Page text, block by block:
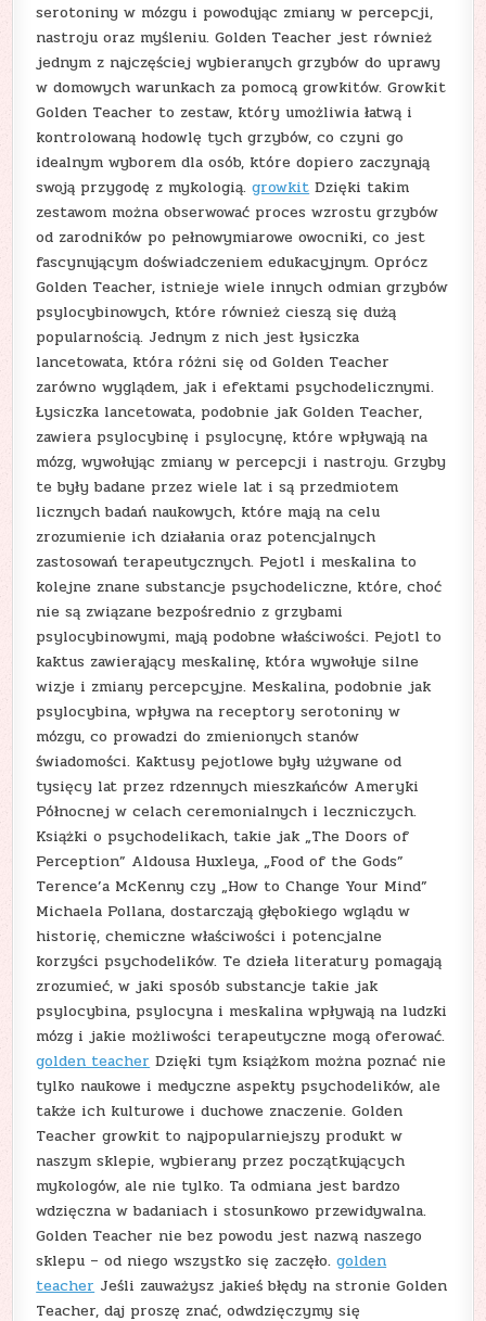
serotoniny w mózgu i powodując zmiany w percepcji,
nastroju oraz myśleniu. Golden Teacher jest również
jednym z najczęściej wybieranych grzybów do uprawy
w domowych warunkach za pomocą growkitów. Growkit
Golden Teacher to zestaw, który umożliwia łatwą i
kontrolowaną hodowlę tych grzybów, co czyni go
idealnym wyborem dla osób, które dopiero zaczynają
swoją przygodę z mykologią.growkit Dzięki takim
zestawom można obserwować proces wzrostu grzybów
od zarodników po pełnowymiarowe owocniki, co jest
fascynującym doświadczeniem edukacyjnym. Oprócz
Golden Teacher, istnieje wiele innych odmian grzybów
psylocybinowych, które również cieszą się dużą
popularnością. Jednym z nich jest łysiczka
lancetowata, która różni się od Golden Teacher
zarówno wyglądem, jak i efektami psychodelicznymi.
Łysiczka lancetowata, podobnie jak Golden Teacher,
zawiera psylocybinę i psylocynę, które wpływają na
mózg, wywołując zmiany w percepcji i nastroju. Grzyby
te były badane przez wiele lat i są przedmiotem
licznych badań naukowych, które mają na celu
zrozumienie ich działania oraz potencjalnych
zastosowań terapeutycznych. Pejotl i meskalina to
kolejne znane substancje psychodeliczne, które, choć
nie są związane bezpośrednio z grzybami
psylocybinowymi, mają podobne właściwości. Pejotl to
kaktus zawierający meskalinę, która wywołuje silne
wizje i zmiany percepcyjne. Meskalina, podobnie jak
psylocybina, wpływa na receptory serotoniny w
mózgu, co prowadzi do zmienionych stanów
świadomości. Kaktusy pejotlowe były używane od
tysięcy lat przez rdzennych mieszkańców Ameryki
Północnej w celach ceremonialnych i leczniczych.
Książki o psychodelikach, takie jak „The Doors of
Perception” Aldousa Huxleya, „Food of the Gods”
Terence’a McKenny czy „How to Change Your Mind”
Michaela Pollana, dostarczają głębokiego wglądu w
historię, chemiczne właściwości i potencjalne
korzyści psychodelików. Te dzieła literatury pomagają
zrozumieć, w jaki sposób substancje takie jak
psylocybina, psylocyna i meskalina wpływają na ludzki
mózg i jakie możliwości terapeutyczne mogą oferować.
golden teacher Dzięki tym książkom można poznać nie
tylko naukowe i medyczne aspekty psychodelików, ale
także ich kulturowe i duchowe znaczenie. Golden
Teacher growkit to najpopularniejszy produkt w
naszym sklepie, wybierany przez początkujących
mykologów, ale nie tylko. Ta odmiana jest bardzo
wdzięczna w badaniach i stosunkowo przewidywalna.
Golden Teacher nie bez powodu jest nazwą naszego
sklepu – od niego wszystko się zaczęło.golden
teacher Jeśli zauważysz jakieś błędy na stronie Golden
Teacher, daj proszę znać, odwdzięczymy się